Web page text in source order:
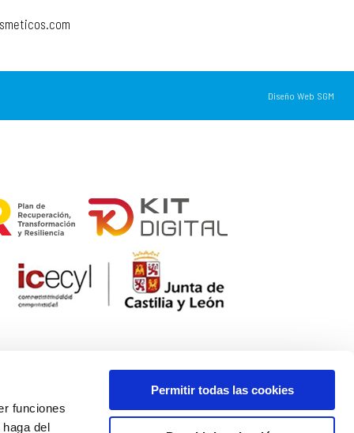
funciones
del
Permitir todas las cookies
Diseño Web SGM